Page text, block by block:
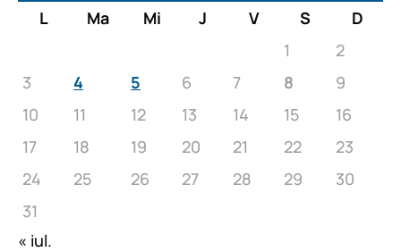
L Ma Mi J V S
D
1
2
3
4 5 6 7 8
9
10
11 12 13 14 15
16
17
18 19 20 21 22
23
24
25 26 27 28 29
30
31
« iul.